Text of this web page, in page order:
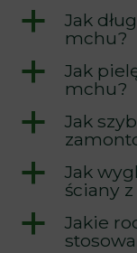
a
Jak
mchu?
a
Jak
mchu?
a
Jak
a
Jak
ściany
a
Jakie